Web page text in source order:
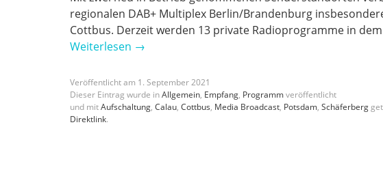
regionalen DAB+ Multiplex Berlin/Brandenburg
Cottbus. Derzeit werden 13 private Radioprogramme in
Weiterlesen →
Veröffentlicht am 1 . September2021
Dieser Eintrag wurde inAllgemein, Empfang, Programmveröffentlicht
und mitAufschaltung, Calau, Cottbus, Media Broadcast, Potsdam, Schäferberg
Direktlink.